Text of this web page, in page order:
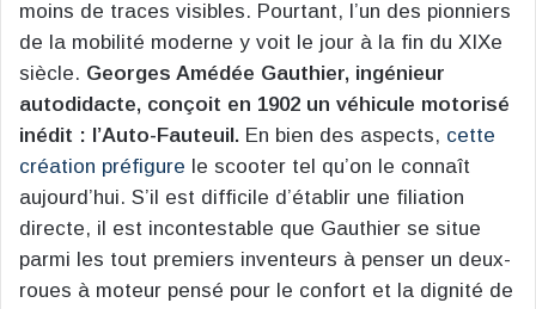
moins de traces visibles. Pourtant, l’un des pionniers
de la mobilité moderne y voit le jour à la fin du XIXe
siècle. Georges Amédée Gauthier, ingénieur
autodidacte, conçoit en 1902 un véhicule motorisé
inédit : l’Auto-Fauteuil. En bien des aspects, cette
création préfigure le scooter tel qu’on le connaît
aujourd’hui. S’il est difficile d’établir une filiation
directe, il est incontestable que Gauthier se situe
parmi les tout premiers inventeurs à penser un deux-
roues à moteur pensé pour le confort et la dignité de